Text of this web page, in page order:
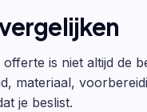
is niet altijd de
materiaal,
je beslist.